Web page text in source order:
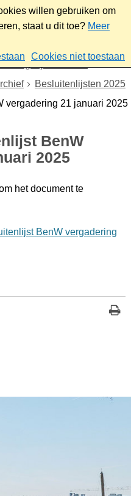
willen gebruiken om
staat u dit toe? Meer
Cookies niet toestaan
Dagelijks bestuur
Besluitenlijsten 2025
vergadering 21 januari 2025
BenW
2025
het document te
BenW vergadering